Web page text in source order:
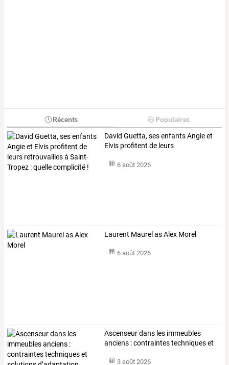
Récents Populaires
David Guetta, sesenfantsAngieet
Elvis profitent de leurs
6 août 2026
Laurent Maurel as Alex Morel
6 août 2026
Ascenseurdans les immeubles
anciens :contraintestechniqueset
3 août 2026